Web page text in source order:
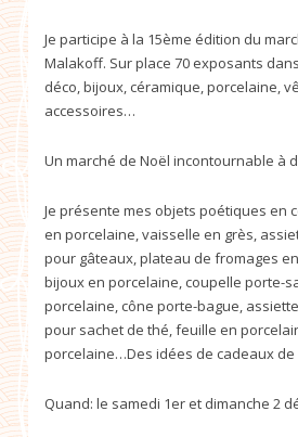
Je participe à la 15ème édition du
Malakoff. Sur place 70 exposants
déco, bijoux, céramique, porcelaine,
accessoires…
Un marché de Noël incontournable à
Je présente mes objets poétiques en
en porcelaine, vaisselle en grès,
pour gâteaux, plateau de fromages
bijoux en porcelaine, coupelle porte-
porcelaine, cône porte-bague,
pour sachet de thé, feuille en
porcelaine…Des idées de cadeaux de
Quand: le samedi 1er et dimanche 2